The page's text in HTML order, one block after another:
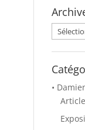
Archives
•